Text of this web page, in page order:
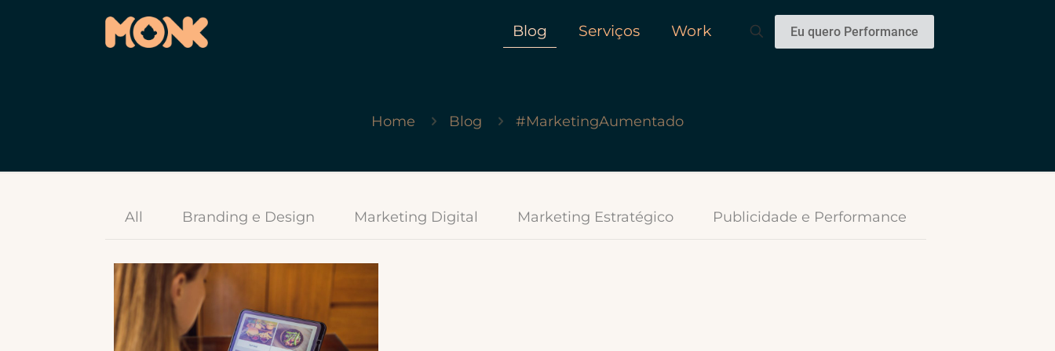
Blog Serviços Work Eu quero Performance
Home Blog #MarketingAumentado
All Branding e Design Marketing Digital Marketing Estratégico Publicidade e Performance